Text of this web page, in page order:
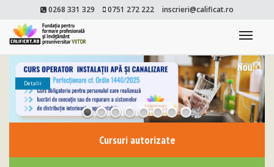
0268 331 329 0751 272 222 inscrieri@calificat.ro
Detalii
Cursuri autorizate